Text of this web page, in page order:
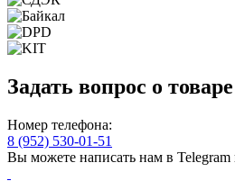
Задать вопрос о товаре
Номер телефона:
8 (952) 530-01-51
Вы можете написать нам в Telegram